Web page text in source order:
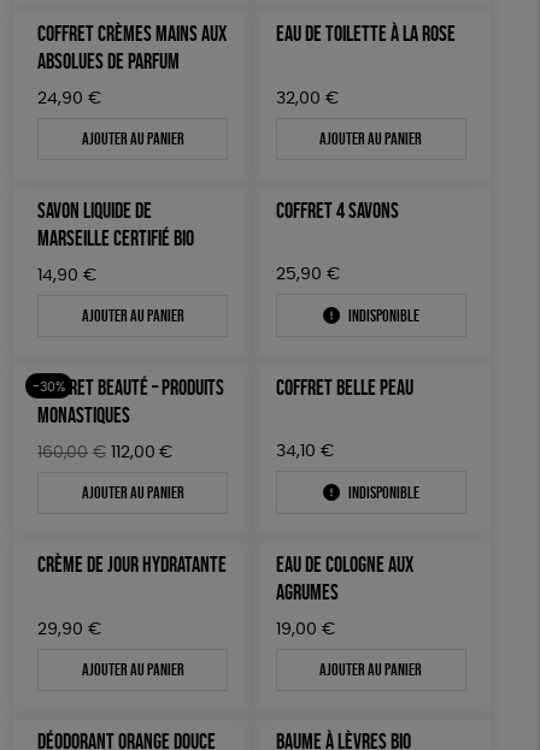
COFFRET CRÈMES MAINS AUX
ABSOLUES DE PARFUM
24,90 €
Ajouter au panier
EAU DE TOILETTE À LA ROSE
32,00 €
Ajouter au panier
SAVON LIQUIDE DE
MARSEILLE CERTIFIÉ BIO
14,90 €
Ajouter au panier
COFFRET 4 SAVONS
25,90 €
Indisponible
-30%
COFFRET BEAUTÉ – PRODUITS
MONASTIQUES
160,00 € Le
initial
112,00 €Le
actuel
Ajouter au panier
COFFRET BELLE PEAU
34,10 €
Indisponible
CRÈME DE JOUR HYDRATANTE
29,90 €
Ajouter au panier
EAU DE COLOGNE AUX
AGRUMES
19,00 €
Ajouter au panier
DÉODORANT ORANGE DOUCE BAUME À LÈVRES BIO